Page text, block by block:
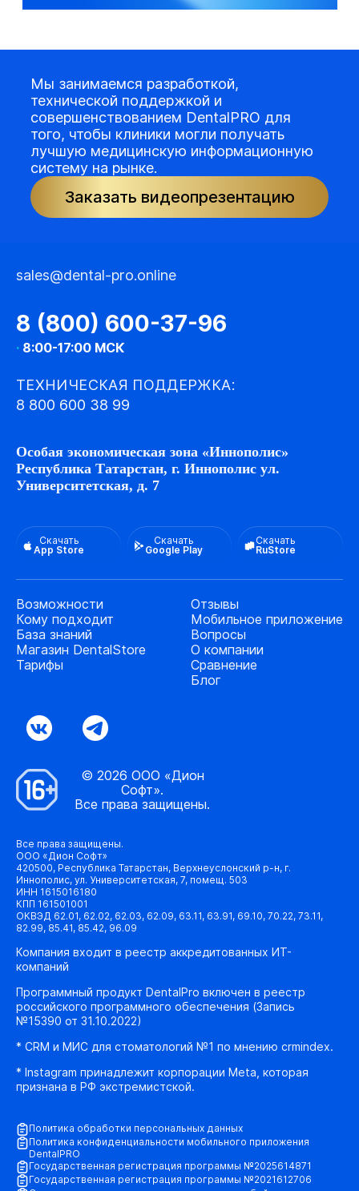
Мы занимаемся разработкой,
технической поддержкой и
совершенствованием DentalPRO для
того, чтобы клиники могли получать
лучшую медицинскую информационную
систему на рынке.
Заказать видеопрезентацию
sales@dental-pro.online
8 (800) 600-37-96
· 8:00-17:00 МСК
ТЕХНИЧЕСКАЯ ПОДДЕРЖКА:
8 800 600 38 99
Особая экономическая зона «Иннополис»
Республика Татарстан, г. Иннополис ул.
Университетская, д. 7
Скачать
App Store
Скачать
Google Play
Скачать
RuStore
Возможности
Кому подходит
База знаний
Магазин DentalStore
Тарифы
Отзывы
Мобильное приложение
Вопросы
О компании
Сравнение
Блог
© 2026 ООО «Дион
Софт».
Все права защищены.
Все права защищены.
ООО «Дион Софт»
420500, Республика Татарстан, Верхнеуслонский р-н, г.
Иннополис, ул. Университетская, 7, помещ. 503
ИНН 1615016180
КПП 161501001
ОКВЭД 62.01, 62.02, 62.03, 62.09, 63.11, 63.91, 69.10, 70.22, 73.11,
82.99, 85.41, 85.42, 96.09
Компания входит в реестр аккредитованных ИТ-
компаний
Программный продукт DentalPro включен в реестр
российского программного обеспечения (Запись
№15390 от 31.10.2022)
* CRM и МИС для стоматологий №1 по мнению crmindex.
* Instagram принадлежит корпорации Meta, которая
признана в РФ экстремистской.
Политика обработки персональных данных
Политика конфиденциальности мобильного приложения
DentalPRO
Государственная регистрация программы №2025614871
Государственная регистрация программы №2021612706